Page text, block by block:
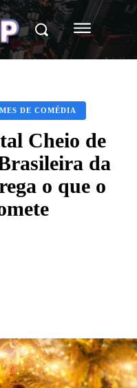
DE COMÉDIA
Cheio de
da
o que o